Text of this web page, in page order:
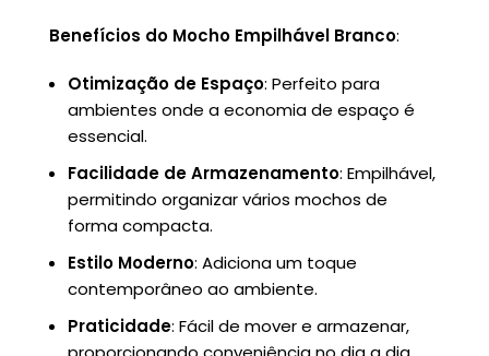
Benefícios do Mocho Empilhável Branco:
Otimização de Espaço: Perfeito para
ambientes onde a economia de espaço é
essencial.
Facilidade de Armazenamento: Empilhável,
permitindo organizar vários mochos de
forma compacta.
Estilo Moderno: Adiciona um toque
contemporâneo ao ambiente.
Praticidade: Fácil de mover e armazenar,